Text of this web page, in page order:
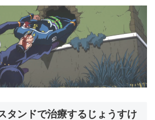
タンドで治療するじょうすけ